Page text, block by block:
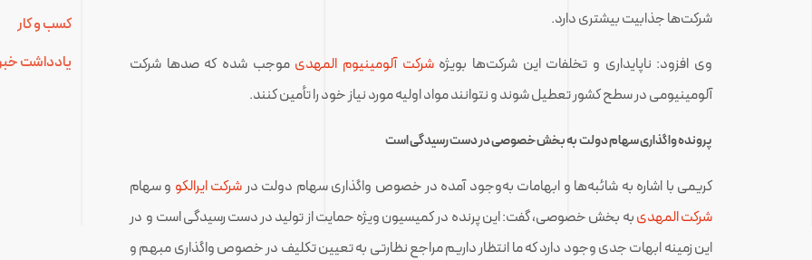
شرکت‌ها جذابیت بیشتری دارد.
وی افزود: ناپایداری و تخلفات این شرکت‌ها بویژهشرکت آلومینیوم المهدی موجب شده که صدها شرکت
آلومینیومی در سطح کشور تعطیل شوند و نتوانند مواد اولیه مورد نیاز خود را تأمین کنند.
پرونده واگذاری سهام دولت به بخش خصوصی در دست رسیدگی است
کریمی با اشاره به شائبه‌ها و ابهامات به‌وجود آمده در خصوص واگذاری سهام دولت درشرکت ایرالکو و سهام
شرکت المهدیبه بخش خصوصی، گفت: این پرنده در کمیسیون ویژه حمایت از تولید در دست رسیدگی است و در
این زمینه ابهات جدی وجود دارد که ما انتظار داریم مراجع نظارتی به تعیین تکلیف در خصوص واگذاری مبهم و
کسب و کار
یادداشت